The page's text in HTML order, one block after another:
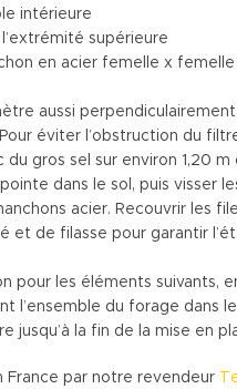
intérieure
supérieure
en acier femelle x femelle
aussi
Pour éviter l’obstruction du
gros sel sur environ 1,20 m
dans le sol, puis visser
acier. Recouvrir les
et de filasse pour garantir
pour les éléments suivants,
l’ensemble du forage dans
jusqu’à la fin de la mise en
France par notre revendeur